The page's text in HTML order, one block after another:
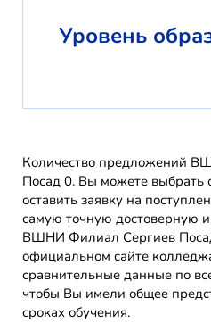
Уровень
Количество предложений
Посад 0. Вы можете выбрать
оставить заявку на
самую точную достоверную
ВШНИ Филиал Сергиев
официальном сайте
сравнительные данные по
чтобы Вы имели общее
сроках обучения.